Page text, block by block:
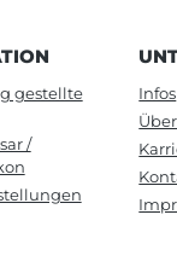
gestellte
/
Infos